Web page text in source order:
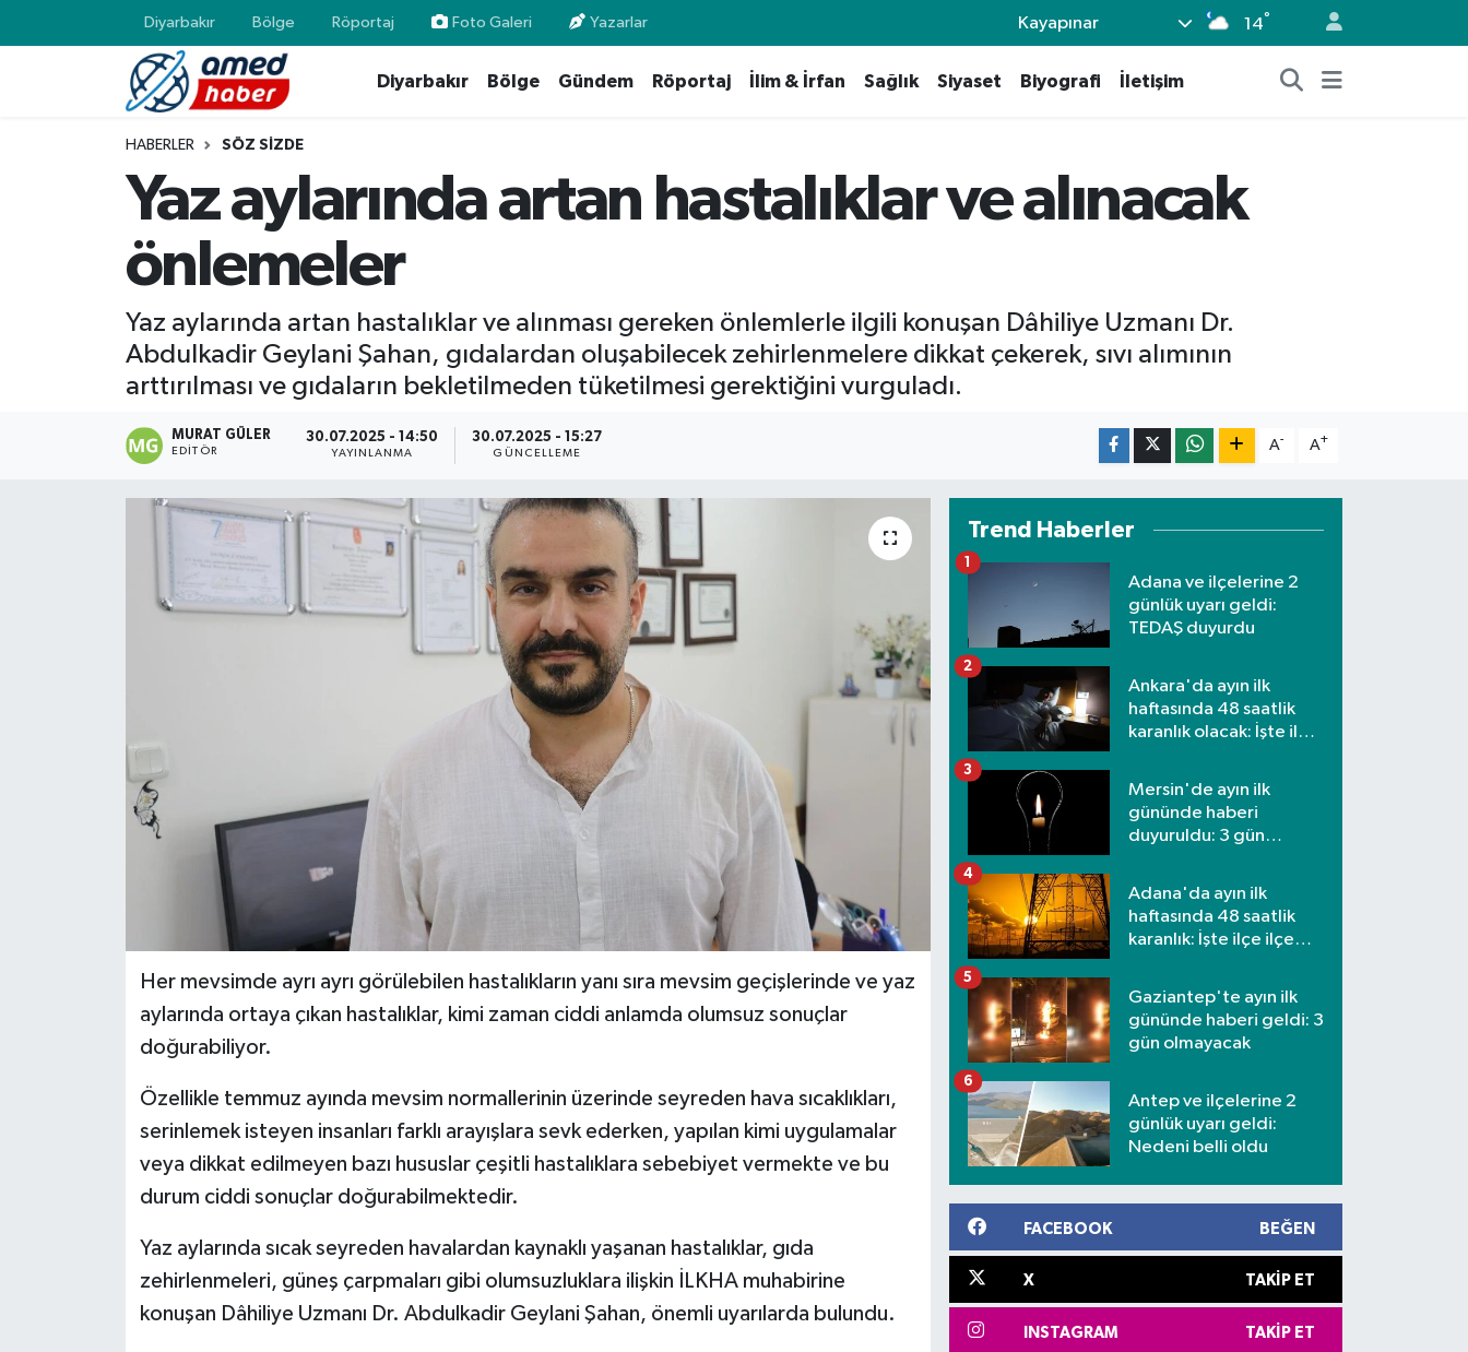
Diyarbakır Bölge Röportaj Foto Galeri Yazarlar Kayapınar 14°
Diyarbakır Bölge Gündem Röportaj İlim & İrfan Sağlık Siyaset Biyografi İletişim
HABERLER SÖZ SIZDE
Yaz aylarında artan hastalıklar ve alınacak
önlemeler
Yaz aylarında artan hastalıklar ve alınması gereken önlemlerle ilgili konuşan Dâhiliye Uzmanı Dr.
Abdulkadir Geylani Şahan, gıdalardan oluşabilecek zehirlenmelere dikkat çekerek, sıvı alımının
arttırılması ve gıdaların bekletilmeden tüketilmesi gerektiğini vurguladı.
MURAT GÜLER
EDITÖR
30.07.2025 - 14:50
YAYINLANMA
30.07.2025 - 15:27
GÜNCELLEME
A- A+
Her mevsimde ayrı ayrı görülebilen hastalıkların yanı sıra mevsim geçişlerinde ve yaz
aylarında ortaya çıkan hastalıklar, kimi zaman ciddi anlamda olumsuz sonuçlar
doğurabiliyor.
Özellikle temmuz ayında mevsim normallerinin üzerinde seyreden hava sıcaklıkları,
serinlemek isteyen insanları farklı arayışlara sevk ederken, yapılan kimi uygulamalar
veya dikkat edilmeyen bazı hususlar çeşitli hastalıklara sebebiyet vermekte ve bu
durum ciddi sonuçlar doğurabilmektedir.
Yaz aylarında sıcak seyreden havalardan kaynaklı yaşanan hastalıklar, gıda
zehirlenmeleri, güneş çarpmaları gibi olumsuzluklara ilişkin İLKHA muhabirine
konuşan Dâhiliye Uzmanı Dr. Abdulkadir Geylani Şahan, önemli uyarılarda bulundu.
Trend Haberler
Adana ve ilçelerine 2
günlük uyarı geldi:
TEDAŞ duyurdu
1
Ankara'da ayın ilk
haftasında 48 saatlik
karanlık olacak: İşte ilçe
2
Mersin'de ayın ilk
gününde haberi
duyuruldu: 3 gün
3
Adana'da ayın ilk
haftasında 48 saatlik
karanlık: İşte ilçe ilçe
4
Gaziantep'te ayın ilk
gününde haberi geldi: 3
gün olmayacak
5
Antep ve ilçelerine 2
günlük uyarı geldi:
Nedeni belli oldu
6
FACEBOOK BEĞEN
X TAKIP ET
INSTAGRAM TAKIP ET
Diyarbakır
Röportaj
Foto Galeri
Diyarbakır
Bilim & Teknoloji
Kültür & Sanat
Diyarbakır Nöbetçi Eczaneler
Diyarbakır Hava Durumu
Diyarbakır Namaz Vakitleri
Diyarbakır Trafik Yoğunluk Haritası
Tüm Manşetler